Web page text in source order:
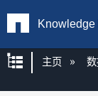
Knowledge
扩展/隐
主页